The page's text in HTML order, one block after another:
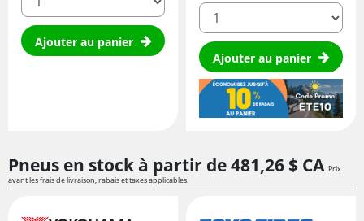
Ajouter au panier
quantité
Ajouter au panier
Pneus en stock à partir de481,26 $ CA Prix
avant les frais de livraison, rabais et taxes applicables.